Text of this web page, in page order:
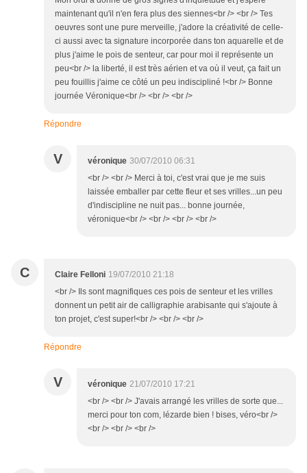
maintenant qu'il n'en fera plus des siennes<br /> <br /> Tes
oeuvres sont une pure merveille, j'adore la créativité de celle-
ci aussi avec ta signature incorporée dans ton aquarelle et de
plus j'aime le pois de senteur, car pour moi il représente un
peu<br /> la liberté, il est très aérien et va où il veut, ça fait un
peu fouillis j'aime ce côté un peu indiscipliné !<br /> Bonne
journée Véronique<br /> <br /> <br />
Répondre
V véronique 30/07/2010 06:31
<br /> <br /> Merci à toi, c'est vrai que je me suis
laissée emballer par cette fleur et ses vrilles...un peu
d'indiscipline ne nuit pas... bonne journée,
véronique<br /> <br /> <br /> <br />
C Claire Felloni 19/07/2010 21:18
<br /> Ils sont magnifiques ces pois de senteur et les vrilles
donnent un petit air de calligraphie arabisante qui s'ajoute à
ton projet, c'est super!<br /> <br /> <br />
Répondre
V véronique 21/07/2010 17:21
<br /> <br /> J'avais arrangé les vrilles de sorte que...
merci pour ton com, lézarde bien ! bises, véro<br />
<br /> <br /> <br />